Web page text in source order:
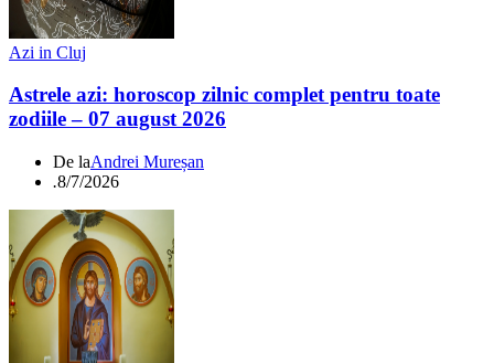
Azi in Cluj
Astrele azi: horoscop zilnic complet pentru toate
zodiile – 07 august 2026
De laAndrei Mureșan
.8/7/2026